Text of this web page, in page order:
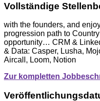
Vollständige
with the founders, and
progression path to Country
opportunity… CRM &
& Data: Casper, Lusha,
Aircall, Loom, Notion
Zur kompletten